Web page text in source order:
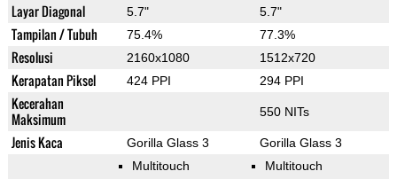
Layar Diagonal 5.7" 5.7"
Tampilan / Tubuh 75.4% 77.3%
Resolusi 2160x1080 1512x720
Kerapatan Piksel 424 PPI 294 PPI
Kecerahan
Maksimum
550 NITs
Jenis Kaca Gorilla Glass 3 Gorilla Glass 3
Multitouch Multitouch